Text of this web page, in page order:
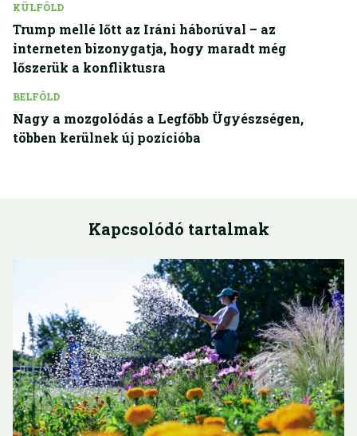
KÜLFÖLD
Trump mellé lőtt az Iráni háborúval – az
interneten bizonygatja, hogy maradt még
lőszerük a konfliktusra
BELFÖLD
Nagy a mozgolódás a Legfőbb Ügyészségen,
többen kerülnek új pozícióba
Kapcsolódó tartalmak